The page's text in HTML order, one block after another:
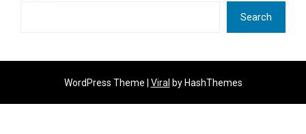
Search
WordPress Theme | Viral by HashThemes